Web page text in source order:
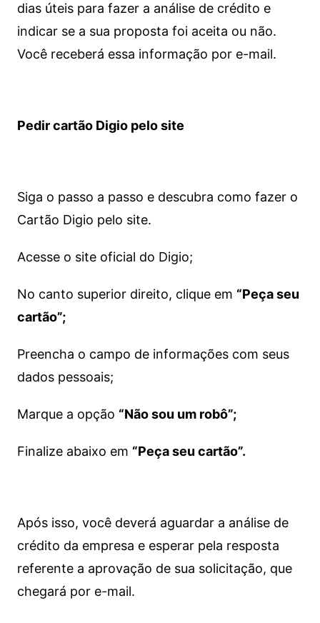
dias úteis para fazer a análise de crédito e
indicar se a sua proposta foi aceita ou não.
Você receberá essa informação por e-mail.
Pedir cartão Digio pelo site
Siga o passo a passo e descubra como fazer o
Cartão Digio pelo site.
Acesse o site oficial do Digio;
No canto superior direito, clique em “Peça seu
cartão”;
Preencha o campo de informações com seus
dados pessoais;
Marque a opção “Não sou um robô”;
Finalize abaixo em “Peça seu cartão”.
Após isso, você deverá aguardar a análise de
crédito da empresa e esperar pela resposta
referente a aprovação de sua solicitação, que
chegará por e-mail.